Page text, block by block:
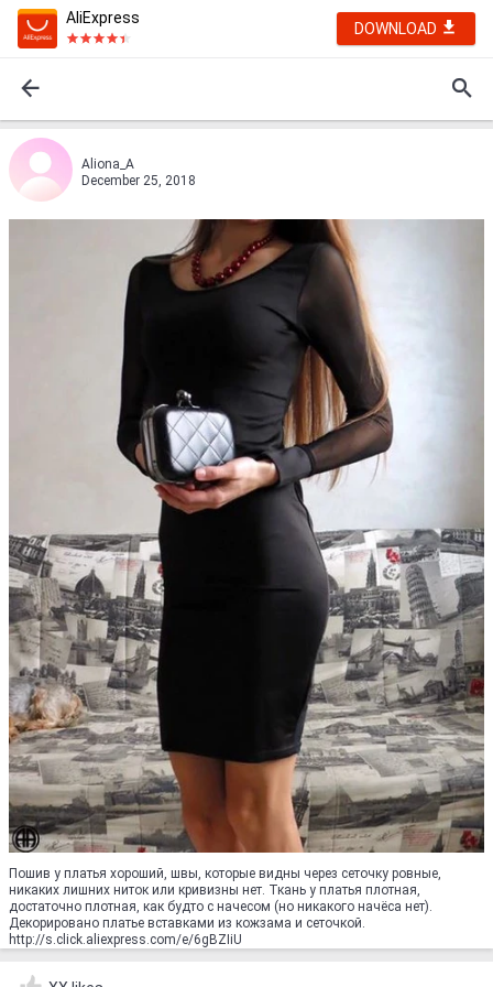
AliExpress
DOWNLOAD
Aliоna_А
December 25, 2018
Пошив у платья хороший, швы, которые видны через сеточку ровные,
никаких лишних ниток или кривизны нет. Ткань у платья плотная,
достаточно плотная, как будто с начесом (но никакого начёса нет).
Декорировано платье вставками из кожзама и сеточкой.
http://s.click.aliexpress.com/e/6gBZIiU